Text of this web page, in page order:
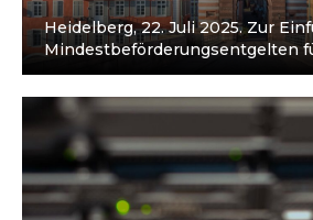
Heidelberg, 22. Juli 2025. Zur
Mindestbeförderungsentgelten
der Stadt Heidelberg zum 1.
der…